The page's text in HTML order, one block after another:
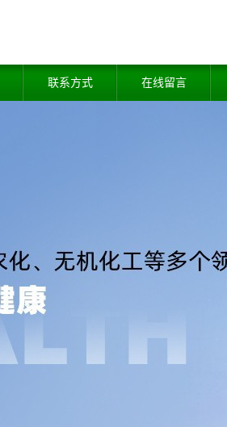
联系方式 在线留言